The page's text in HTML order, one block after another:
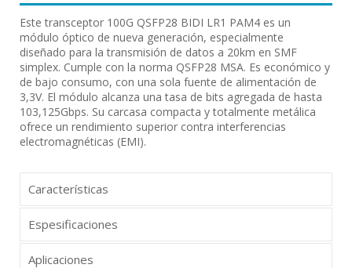
Este transceptor 100G QSFP28 BIDI LR1 PAM4 es un
módulo óptico de nueva generación, especialmente
diseñado para la transmisión de datos a 20km en SMF
simplex. Cumple con la norma QSFP28 MSA. Es económico y
de bajo consumo, con una sola fuente de alimentación de
3,3V. El módulo alcanza una tasa de bits agregada de hasta
103,125Gbps. Su carcasa compacta y totalmente metálica
ofrece un rendimiento superior contra interferencias
electromagnéticas (EMI).
Características
Espesificaciones
Aplicaciones